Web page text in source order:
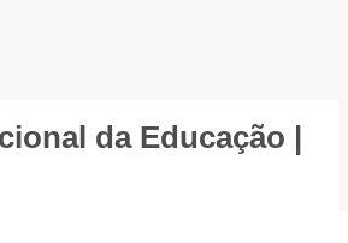
da Educação |